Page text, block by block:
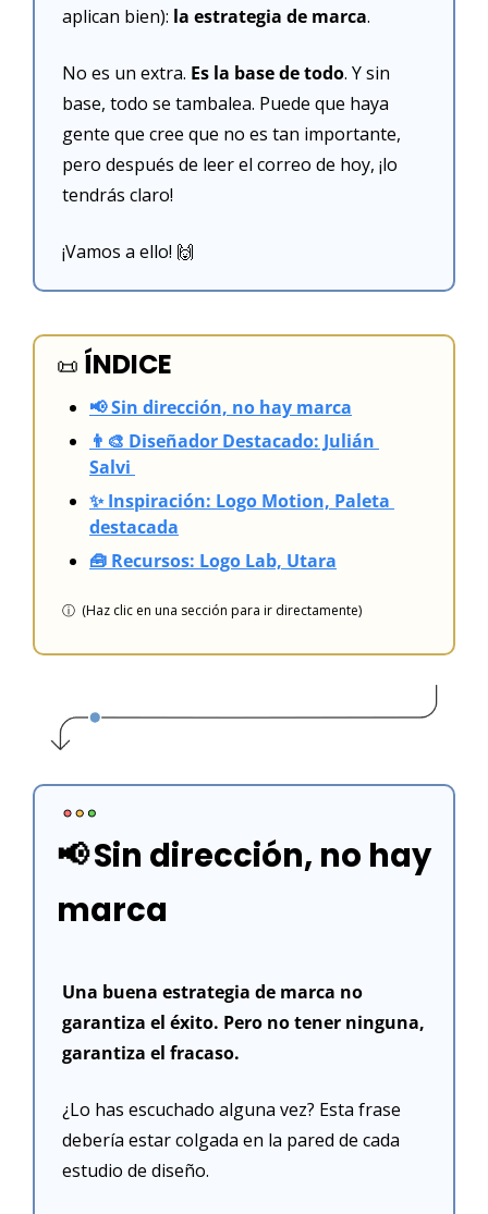
aplican bien): la estrategia de marca.
No es un extra. Es la base de todo. Y sin
base, todo se tambalea. Puede que haya
gente que cree que no es tan importante,
pero después de leer el correo de hoy, ¡lo
tendrás claro!
¡Vamos a ello! 🙌
📜 ÍNDICE
📢 Sin dirección, no hay marca
👨‍🎨 Diseñador Destacado: Julián
Salvi
✨ Inspiración: Logo Motion, Paleta
destacada
🧰 Recursos: Logo Lab, Utara
ⓘ  (Haz clic en una sección para ir directamente)
📢Sin dirección, no hay
marca
Una buena estrategia de marca no
garantiza el éxito. Pero no tener ninguna,
garantiza el fracaso.
¿Lo has escuchado alguna vez? Esta frase
debería estar colgada en la pared de cada
estudio de diseño.